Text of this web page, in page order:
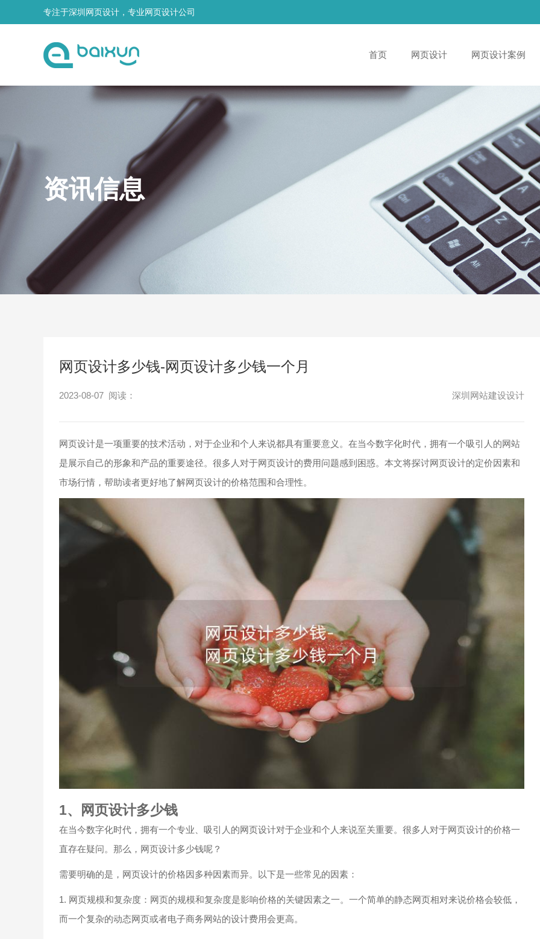
专注于深圳网页设计，专业网页设计公司
首页 网页设计 网页设计案例
资讯信息
网页设计多少钱-网页设计多少钱一个月
2023-08-07 阅读： 深圳网站建设设计
网页设计是一项重要的技术活动，对于企业和个人来说都具有重要意义。在当今数字化时代，拥有一个吸引人的网站
是展示自己的形象和产品的重要途径。很多人对于网页设计的费用问题感到困惑。本文将探讨网页设计的定价因素和
市场行情，帮助读者更好地了解网页设计的价格范围和合理性。
1、网页设计多少钱
在当今数字化时代，拥有一个专业、吸引人的网页设计对于企业和个人来说至关重要。很多人对于网页设计的价格一
直存在疑问。那么，网页设计多少钱呢？
需要明确的是，网页设计的价格因多种因素而异。以下是一些常见的因素：
1. 网页规模和复杂度：网页的规模和复杂度是影响价格的关键因素之一。一个简单的静态网页相对来说价格会较低，
而一个复杂的动态网页或者电子商务网站的设计费用会更高。